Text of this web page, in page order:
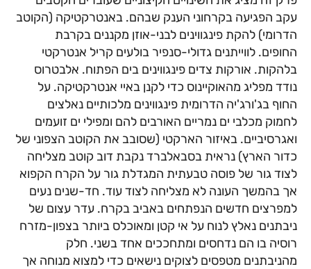
עקב הפגיעה בקרחוני הענק שבהם. באנטרקטיקה (הקוטב
הדרומי) להקת פינגווינים לבני-אוזן מקננים בקרבת
החופים. לווייתנים גדולי-סנפיר בולעים קריל אנטרקטי
בלהקות. אורקות צדים פינגווינים בים הפתוח. אלבטרוס
נודד מפליג מהאוקיינוס כדי לקנן באיי אנטרקטיקה. על
החוף בג'ורג'יה הדרומית פינגווינים מלכותיים נאלצים
לחמוק מכלבי ים נמריים האורבים להם ומפילי ים זועמים
ואגרסיביים. באיזור הארקטי (שסובב את הקוטב הצפוני של
כדור הארץ) נראית בסבאלברד נקבת דוב קוטב מצליחה
לצוד גור של פוסה טבעתית המגדלת גור על הקרח הקפוא
אך בהמשך העונה לא מצליחה לצוד עוד. חד-שנים נעים
למפרצים חדשים הנפתחים באביב בקרח. עדר עצום של
ניבתנים נאלץ לנוח על אי קטן ומאוכלס ביותר בצפון-מזרח
רוסיה בו הם נדחסים ומתחככים אחד בשני. חלק
מהניבתנים מטפסים לצוקים נישאים כדי למצוא מנוחה אך